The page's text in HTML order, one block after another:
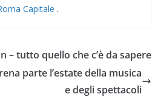
Capitale .
– tutto quello che c’è da sapere
parte l’estate della musica
e degli spettacoli